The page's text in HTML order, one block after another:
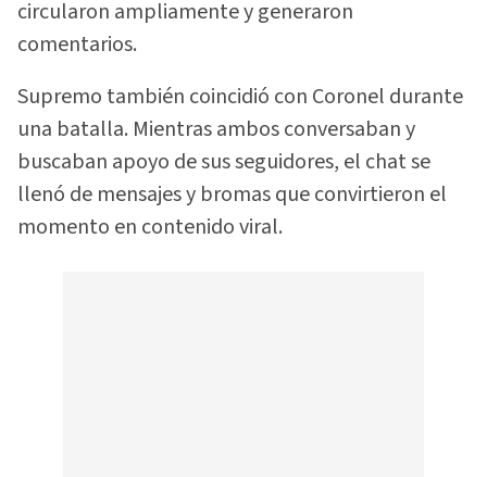
circularon ampliamente y generaron
comentarios.
Supremo también coincidió con Coronel durante
una batalla. Mientras ambos conversaban y
buscaban apoyo de sus seguidores, el chat se
llenó de mensajes y bromas que convirtieron el
momento en contenido viral.